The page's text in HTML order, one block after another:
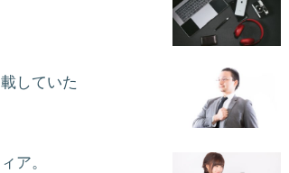
していた
ア。